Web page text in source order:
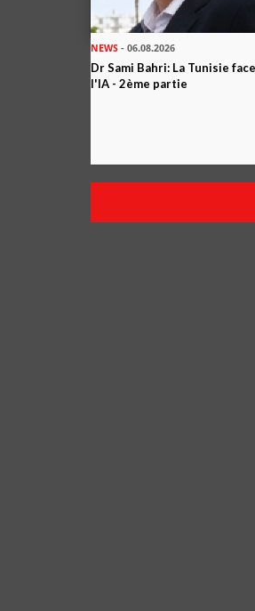
NEWS - 06.08.2026
Dr Sami Bahri: La Tunisie
l'IA - 2ème partie